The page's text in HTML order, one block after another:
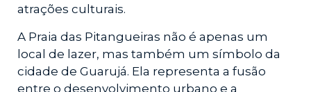
atrações culturais.
A Praia das Pitangueiras não é apenas um
local de lazer, mas também um símbolo da
cidade de Guarujá. Ela representa a fusão
entre o desenvolvimento urbano e a